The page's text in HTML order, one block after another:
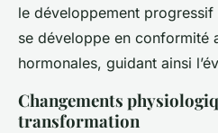
le développement progressif
se développe en conformité
hormonales, guidant ainsi
Changements
transformation